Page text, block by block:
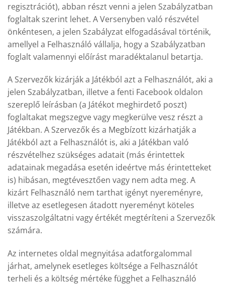
regisztrációt), abban részt venni a jelen Szabályzatban
foglaltak szerint lehet. A Versenyben való részvétel
önkéntesen, a jelen Szabályzat elfogadásával történik,
amellyel a Felhasználó vállalja, hogy a Szabályzatban
foglalt valamennyi előírást maradéktalanul betartja.
A Szervezők kizárják a Játékból azt a Felhasználót, aki a
jelen Szabályzatban, illetve a fenti Facebook oldalon
szereplő leírásban (a Játékot meghirdető poszt)
foglaltakat megszegve vagy megkerülve vesz részt a
Játékban. A Szervezők és a Megbízott kizárhatják a
Játékból azt a Felhasználót is, aki a Játékban való
részvételhez szükséges adatait (más érintettek
adatainak megadása esetén ideértve más érintetteket
is) hibásan, megtévesztően vagy nem adta meg. A
kizárt Felhasználó nem tarthat igényt nyereményre,
illetve az esetlegesen átadott nyereményt köteles
visszaszolgáltatni vagy értékét megtéríteni a Szervezők
számára.
Az internetes oldal megnyitása adatforgalommal
járhat, amelynek esetleges költsége a Felhasználót
terheli és a költség mértéke függhet a Felhasználó